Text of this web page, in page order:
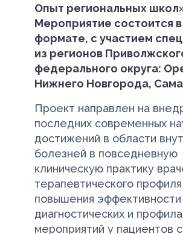
Опыт региональных
Мероприятие состоится
формате, с участием
из регионов
федерального округа:
Нижнего Новгорода,
Проект направлен на
последних современных
достижений в области
болезней в повседневную
клиническую практику
терапевтического
повышения
диагностических и
мероприятий у пациентов с